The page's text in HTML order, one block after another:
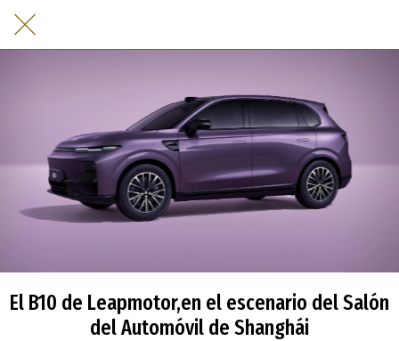
El B10 de Leapmotor,en el escenario del Salón
del Automóvil de Shanghái